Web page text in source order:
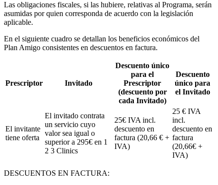
Las obligaciones fiscales, si las hubiere, relativas al Programa, serán
asumidas por quien corresponda de acuerdo con la legislación
aplicable.
En el siguiente cuadro se detallan los beneficios económicos del
Plan Amigo consistentes en descuentos en factura.
Prescriptor Invitado
Descuento único
para el
Prescriptor
(descuento por
cada Invitado)
Descuento
único para
el Invitado
El invitante
tiene oferta
El invitado contrata
un servicio cuyo
valor sea igual o
superior a 295€ en 1
2 3 Clinics
25€ IVA incl.
descuento en
factura (20,66 € +
IVA)
25 € IVA
incl.
descuento en
factura
(20,66€ +
IVA)
DESCUENTOS EN FACTURA: